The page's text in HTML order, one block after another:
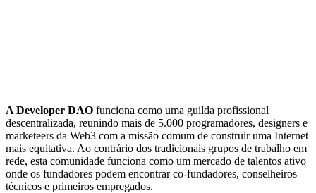
A Developer DAO funciona como uma guilda profissional
descentralizada, reunindo mais de 5.000 programadores, designers e
marketeers da Web3 com a missão comum de construir uma Internet
mais equitativa. Ao contrário dos tradicionais grupos de trabalho em
rede, esta comunidade funciona como um mercado de talentos ativo
onde os fundadores podem encontrar co-fundadores, conselheiros
técnicos e primeiros empregados.